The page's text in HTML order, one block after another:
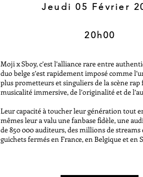
Jeudi 05 Février
20h00
Moji x Sboy, c’est l’alliance rare entre
duo belge s’est rapidement imposé comme
plus prometteurs et singuliers de la scène
musicalité immersive, de l’originalité et de
Leur capacité à toucher leur génération tout
mêmes leur a valu une fanbase fidèle, une
de 850 000 auditeurs, des millions de streams
guichets fermés en France, en Belgique et en